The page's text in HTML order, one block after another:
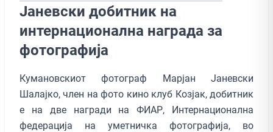
Јаневски добитник на
интернационална награда за
фотографија
Кумановскиот фотограф Марјан Јаневски
Шалајко, член на фото кино клуб Козјак, добитник
е на две награди на ФИАР, Интернационална
федерација на уметничка фотографија, во